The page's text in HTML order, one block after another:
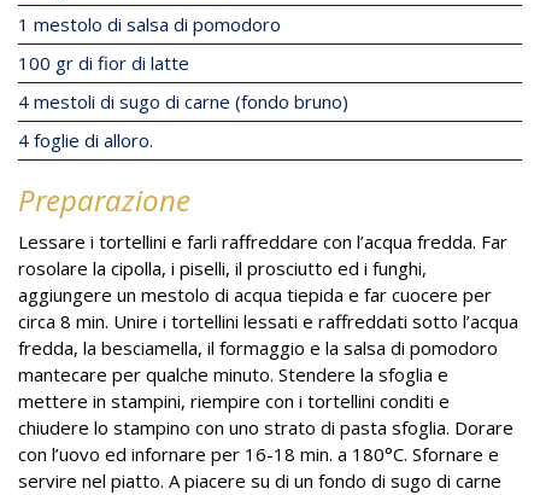
1 mestolo di salsa di pomodoro
100 gr di fior di latte
4 mestoli di sugo di carne (fondo bruno)
4 foglie di alloro.
Preparazione
Lessare i tortellini e farli raffreddare con l’acqua fredda. Far
rosolare la cipolla, i piselli, il prosciutto ed i funghi,
aggiungere un mestolo di acqua tiepida e far cuocere per
circa 8 min. Unire i tortellini lessati e raffreddati sotto l’acqua
fredda, la besciamella, il formaggio e la salsa di pomodoro
mantecare per qualche minuto. Stendere la sfoglia e
mettere in stampini, riempire con i tortellini conditi e
chiudere lo stampino con uno strato di pasta sfoglia. Dorare
con l’uovo ed infornare per 16-18 min. a 180°C. Sfornare e
servire nel piatto. A piacere su di un fondo di sugo di carne